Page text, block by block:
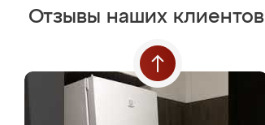
Отзывы наших клиентов